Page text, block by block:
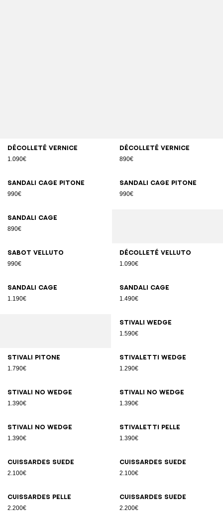
Décolleté vernice
1.090€
Décolleté vernice
890€
Sandali Cage pitone
990€
Sandali Cage pitone
990€
Sandali Cage
890€
Sabot velluto
990€
Décolleté velluto
1.090€
Sandali Cage
1.190€
Sandali Cage
1.490€
Stivali Wedge
1.590€
Stivali pitone
1.790€
Stivaletti Wedge
1.290€
Stivali No Wedge
1.390€
Stivali No Wedge
1.390€
Stivali No Wedge
1.390€
Stivaletti pelle
1.390€
Cuissardes suede
2.100€
Cuissardes suede
2.100€
Cuissardes pelle
2.200€
Cuissardes suede
2.200€